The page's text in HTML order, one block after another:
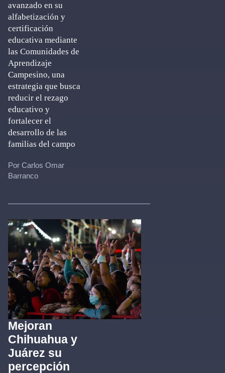
avanzado en su
alfabetización y
certificación
educativa mediante
las Comunidades de
Aprendizaje
Campesino, una
estrategia que busca
reducir el rezago
educativo y
fortalecer el
desarrollo de las
familias del campo
Por Carlos Omar
Barranco
Mejoran
Chihuahua y
Juárez su
percepción